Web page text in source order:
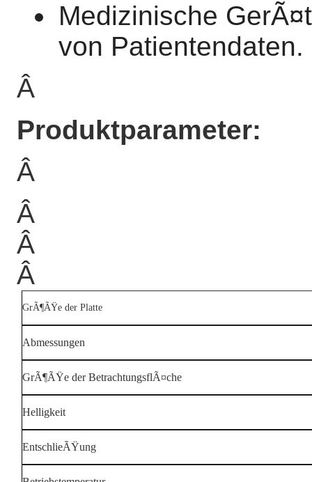
Medizinische
von Patientendaten.
Â
Produktparameter:
Â
Â
Â
Â
GrÃ¶ÃŸe der Platte
Abmessungen
GrÃ¶ÃŸe der BetrachtungsflÃ¤che
Helligkeit
EntschlieÃŸung